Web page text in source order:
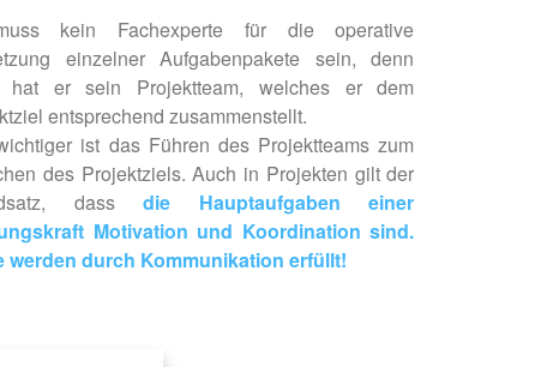
kein Fachexperte für die operative
einzelner Aufgabenpakete sein, denn
hat er sein Projektteam, welches er dem
entsprechend zusammenstellt.
ist das Führen des Projektteams zum
des Projektziels. Auch in Projekten gilt der
dassdie Hauptaufgaben einer
Motivation und Koordination sind.
werden durch Kommunikation erfüllt!